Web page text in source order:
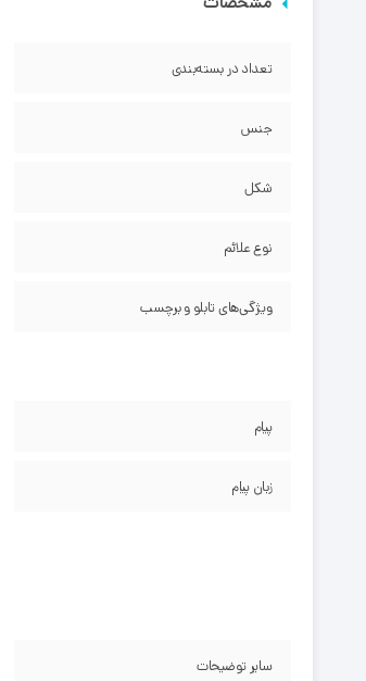
تعداد در بسته‌بندی
جنس
شکل
نوع علائم
ویژگی‌های تابلو و برچسب
پیام
زبان پیام
سایر توضیحات